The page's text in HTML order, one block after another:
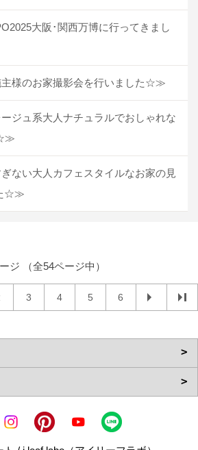
大阪･関西万博に行ってきまし
様のお家撮影会を行いました☆≫
ジュ系大人ナチュラルでおしゃれな
☆≫
ない大人カフェスタイルなお家の見
☆≫
ジ （全54ページ中）
3 4 5 6